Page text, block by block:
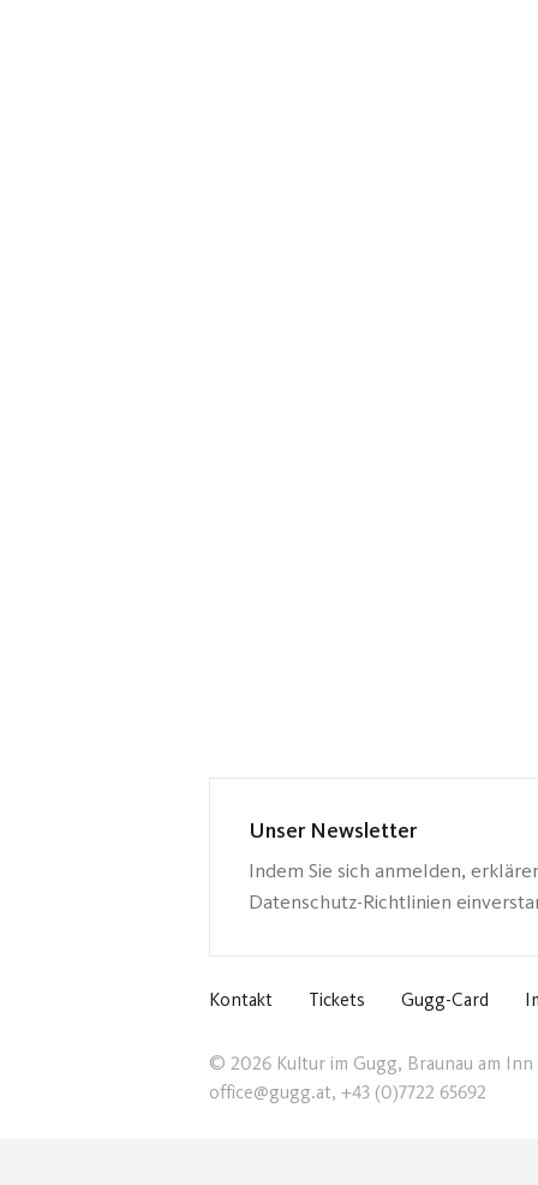
Unser Newsletter
Indem Sie sich anmelden,
Datenschutz-Richtlinien
Kontakt Tickets Gugg-Card
© 2026 Kultur im Gugg, Braunau am Inn
office@gugg.at, +43 (0)7722 65692